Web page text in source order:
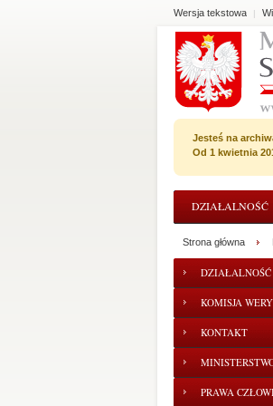
Wersja tekstowa |
Jesteś na
Od 1 kwietnia
DZIAŁALNOŚĆ
DZIAŁALNOŚĆ
KOMISJA
KONTAKT
PRAWA
Strona główna